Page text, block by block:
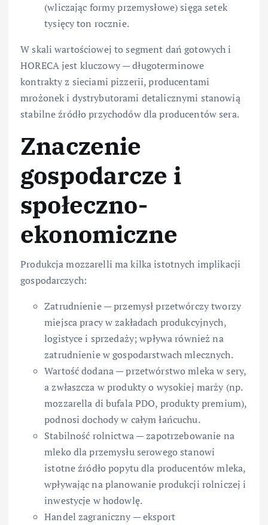
(wliczając formy przemysłowe) sięga setek
tysięcy ton rocznie.
W skali wartościowej to segment dań gotowych i
HORECA jest kluczowy — długoterminowe
kontrakty z sieciami pizzerii, producentami
mrożonek i dystrybutorami detalicznymi stanowią
stabilne źródło przychodów dla producentów sera.
Znaczenie
gospodarcze i
społeczno-
ekonomiczne
Produkcja mozzarelli ma kilka istotnych implikacji
gospodarczych:
Zatrudnienie — przemysł przetwórczy tworzy
miejsca pracy w zakładach produkcyjnych,
logistyce i sprzedaży; wpływa również na
zatrudnienie w gospodarstwach mlecznych.
Wartość dodana — przetwórstwo mleka w sery,
a zwłaszcza w produkty o wysokiej marży (np.
mozzarella di bufala PDO, produkty premium),
podnosi dochody w całym łańcuchu.
Stabilność rolnictwa — zapotrzebowanie na
mleko dla przemysłu serowego stanowi
istotne źródło popytu dla producentów mleka,
wpływając na planowanie produkcji rolniczej i
inwestycje w hodowlę.
Handel zagraniczny — eksport